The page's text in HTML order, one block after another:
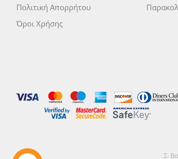
Πολιτική Απορρήτου
Όροι Χρήσης
Σ.